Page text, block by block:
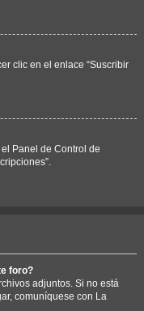
clic en el enlace “Suscribir
Panel de Control de
foro?
adjuntos. Si no está
comuníquese con La